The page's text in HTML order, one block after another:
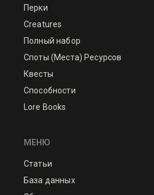
Перки
Creatures
Полный набор
Споты (Места) Ресурсов
Квесты
Способности
Lore Books
МЕНЮ
Статьи
База данных